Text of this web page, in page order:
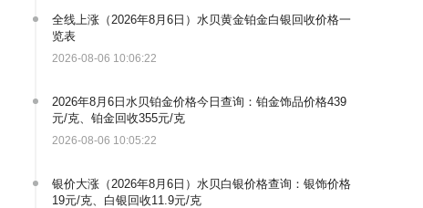
全线上涨（2026年8月6日）水贝黄金铂金白银回收价格一
览表
2026-08-06 10:06:22
2026年8月6日水贝铂金价格今日查询：铂金饰品价格439
元/克、铂金回收355元/克
2026-08-06 10:05:22
银价大涨（2026年8月6日）水贝白银价格查询：银饰价格
19元/克、白银回收11.9元/克